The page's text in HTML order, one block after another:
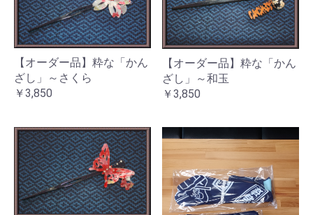
【オーダー品】粋な「かん
ざし」～さくら
￥3,850
【オーダー品】粋な「かん
ざし」～和玉
￥3,850